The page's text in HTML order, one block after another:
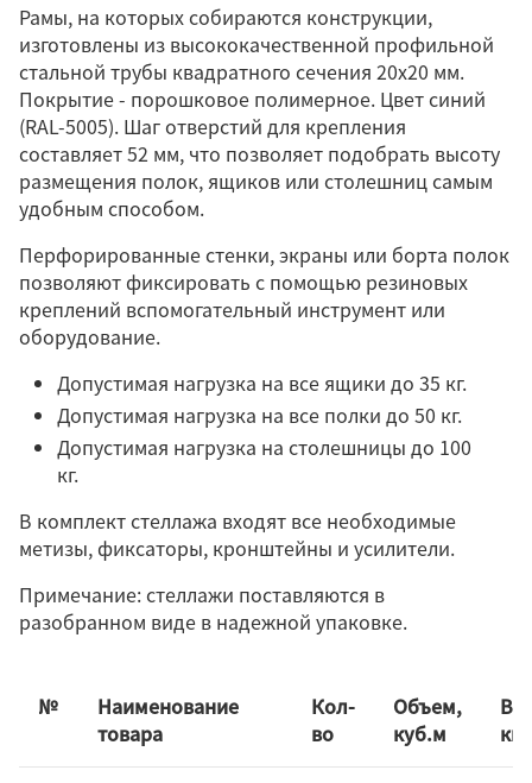
Рамы, на которых собираются конструкции,
изготовлены из высококачественной профильной
стальной трубы квадратного сечения 20х20 мм.
Покрытие - порошковое полимерное. Цвет синий
(RAL-5005). Шаг отверстий для крепления
составляет 52 мм, что позволяет подобрать высоту
размещения полок, ящиков или столешниц самым
удобным способом.
Перфорированные стенки, экраны или борта полок
позволяют фиксировать с помощью резиновых
креплений вспомогательный инструмент или
оборудование.
Допустимая нагрузка на все ящики до 35 кг.
Допустимая нагрузка на все полки до 50 кг.
Допустимая нагрузка на столешницы до 100
кг.
В комплект стеллажа входят все необходимые
метизы, фиксаторы, кронштейны и усилители.
Примечание: стеллажи поставляются в
разобранном виде в надежной упаковке.
№
Наименование
товара
Кол-
во
Объем,
куб.м
кг